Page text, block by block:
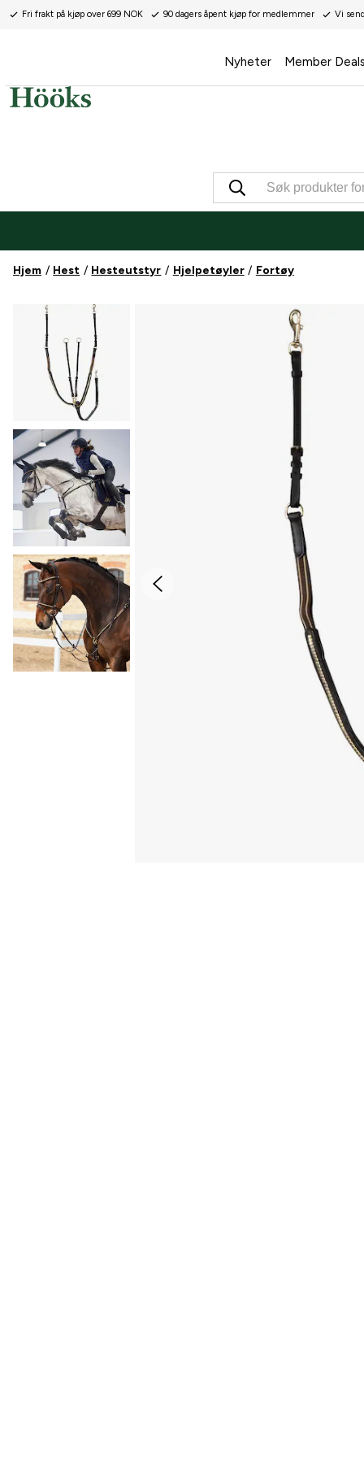
Fri frakt på kjøp over 699 NOK 90 dagers åpent kjøp for medlemmer Vi
Nyheter Member
Hjem Hest Hesteutstyr Hjelpetøyler Fortøy